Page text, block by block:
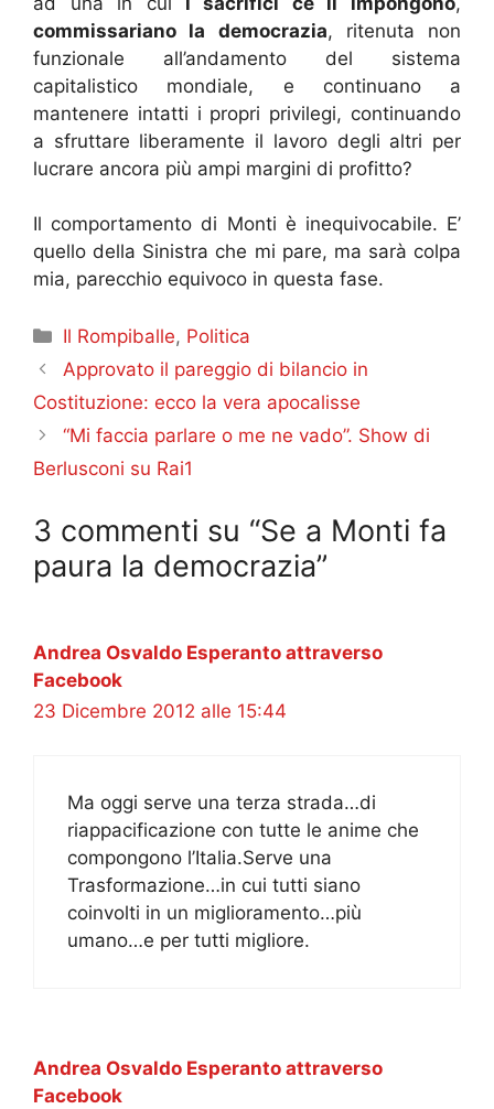
commissariano la democrazia, ritenuta non
funzionale all’andamento del sistema
capitalistico mondiale, e continuano a
mantenere intatti i propri privilegi, continuando
a sfruttare liberamente il lavoro degli altri per
lucrare ancora più ampi margini di profitto?
Il comportamento di Monti è inequivocabile. E’
quello della Sinistra che mi pare, ma sarà colpa
mia, parecchio equivoco in questa fase.
Categorie
Il Rompiballe, Politica
Approvato il pareggio di bilancio in
Costituzione: ecco la vera apocalisse
“Mi faccia parlare o me ne vado”. Show di
Berlusconi su Rai1
3 commenti su “Se a Monti fa
paura la democrazia”
Andrea Osvaldo Esperanto attraverso
Facebook
23 Dicembre 2012 alle 15:44
Ma oggi serve una terza strada…di
riappacificazione con tutte le anime che
compongono l’Italia.Serve una
Trasformazione…in cui tutti siano
coinvolti in un miglioramento…più
umano…e per tutti migliore.
Andrea Osvaldo Esperanto attraverso
Facebook